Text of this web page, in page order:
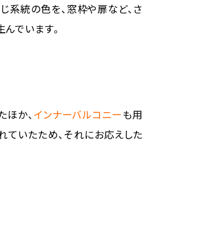
系統の色を、窓枠や扉など、さ
でいます。
か、 インナーバルコニー も用
ていたため、それにお応えした